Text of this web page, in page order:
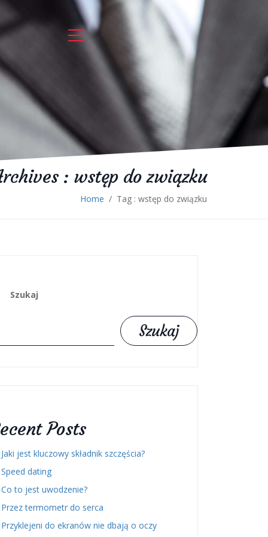
: wstęp do związku
Home / Tag : wstęp do związku
Szukaj
Szukaj
Posts
Jaki jest kluczowy składnik szczęścia?
Speed dating
Co to jest uwodzenie?
Przez termometr do serca
Przyklejeni do ekranów nie dbają o oczy